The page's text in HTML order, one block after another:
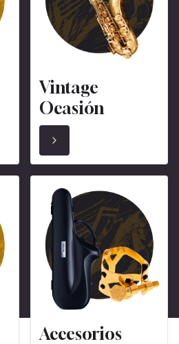
Vintage
Ocasión
Accesorios